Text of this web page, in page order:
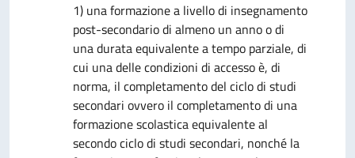
1) una formazione a livello di insegnamento
post-secondario di almeno un anno o di
una durata equivalente a tempo parziale, di
cui una delle condizioni di accesso è, di
norma, il completamento del ciclo di studi
secondari ovvero il completamento di una
formazione scolastica equivalente al
secondo ciclo di studi secondari, nonché la